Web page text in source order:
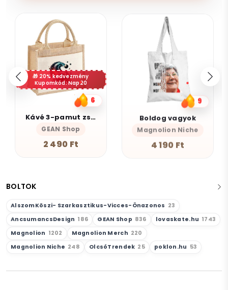
BOLTOK
AlszomKöszi- Szarkasztikus-Vicces-Önazonos 23
AncsumancsDesign 186 GEAN Shop 836 lovaskate.hu 1743
Magnolion 1202 Magnolion Merch 220
Magnolion Niche 248 OlcsóTrendek 25 poklon.hu 53
20% kedvezmény
Kupomkód: Nap20
6
Kávé 3-pamut zsebes juta midi bevásárlótáska
GEAN Shop
2 490 Ft
9
Boldog vagyok
Magnolion Niche
4 190 Ft